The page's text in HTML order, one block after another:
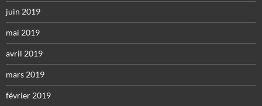
juin 2019
mai 2019
avril 2019
mars 2019
février 2019